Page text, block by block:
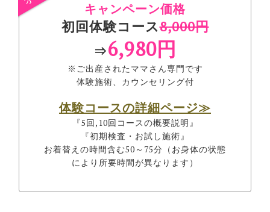
キャンペーン価格
初回体験コース8,000円
⇒6,980円
※ご出産されたママさん専門です
体験施術、カウンセリング付
体験コースの詳細ページ≫
『5回,10回コースの概要説明』
『初期検査・お試し施術』
お着替えの時間含む50～75分（お身体の状態
により所要時間が異なります）